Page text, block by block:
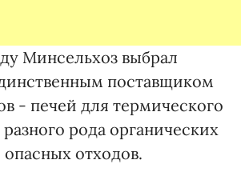
Минсельхоз выбрал
поставщиком
- печей для термического
рода органических
отходов.